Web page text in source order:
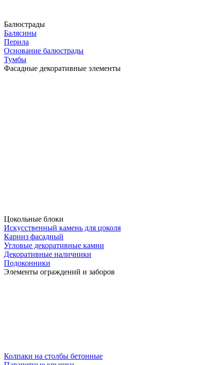
Балюстрады
Балясины
Перила
Основание балюстрады
Тумбы
Фасадные декоративные элементы
Цокольные блоки
Искусственный камень для цоколя
Карниз фасадный
Угловые декоративные камни
Декоративные наличники
Подоконники
Элементы ограждений и заборов
Колпаки на столбы бетонные